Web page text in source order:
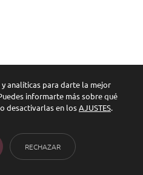
analíticas para darte la mejor
informarte más sobre qué
desactivarlas en losAJUSTES.
RECHAZAR